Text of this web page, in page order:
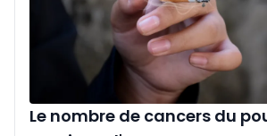
Le nombre de cancers du